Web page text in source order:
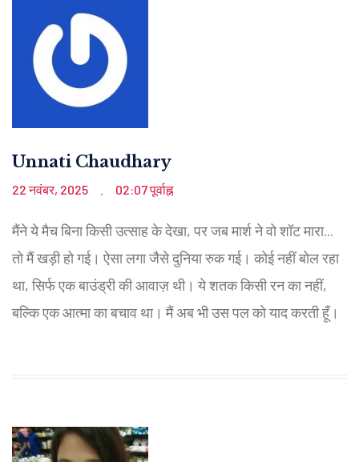
Unnati Chaudhary
22 नवंबर, 2025 . 02:07 पूर्वाह्न
मैंने ये मैच बिना किसी उत्साह के देखा, पर जब मार्श ने वो शॉट मारा...
तो मैं खड़ी हो गई। ऐसा लगा जैसे दुनिया रुक गई। कोई नहीं बोल रहा
था, सिर्फ एक बाउंड्री की आवाज़ थी। ये शतक किसी रन का नहीं,
बल्कि एक आत्मा का बचाव था। मैं अब भी उस पल को याद करती हूँ।